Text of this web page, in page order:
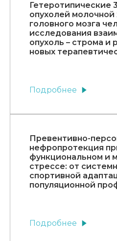
Гетеротипические
опухолей
головного мозга
исследования
опухоль – строма и
новых
Подробнее
Превентивно-
нефропротекция
функциональном и
стрессе: от
спортивной
популяционной
Подробнее